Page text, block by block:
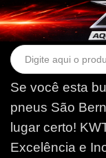
Se você esta
pneus São
lugar certo!
Excelência e